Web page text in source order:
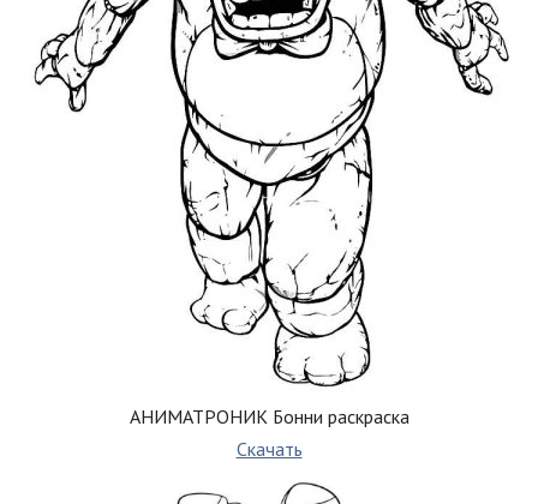
АНИМАТРОНИК Бонни раскраска
Скачать